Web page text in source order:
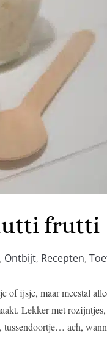
frutti
, Ontbijt, Recepten,
of ijsje, maar meestal
Lekker met rozijntjes,
ach,